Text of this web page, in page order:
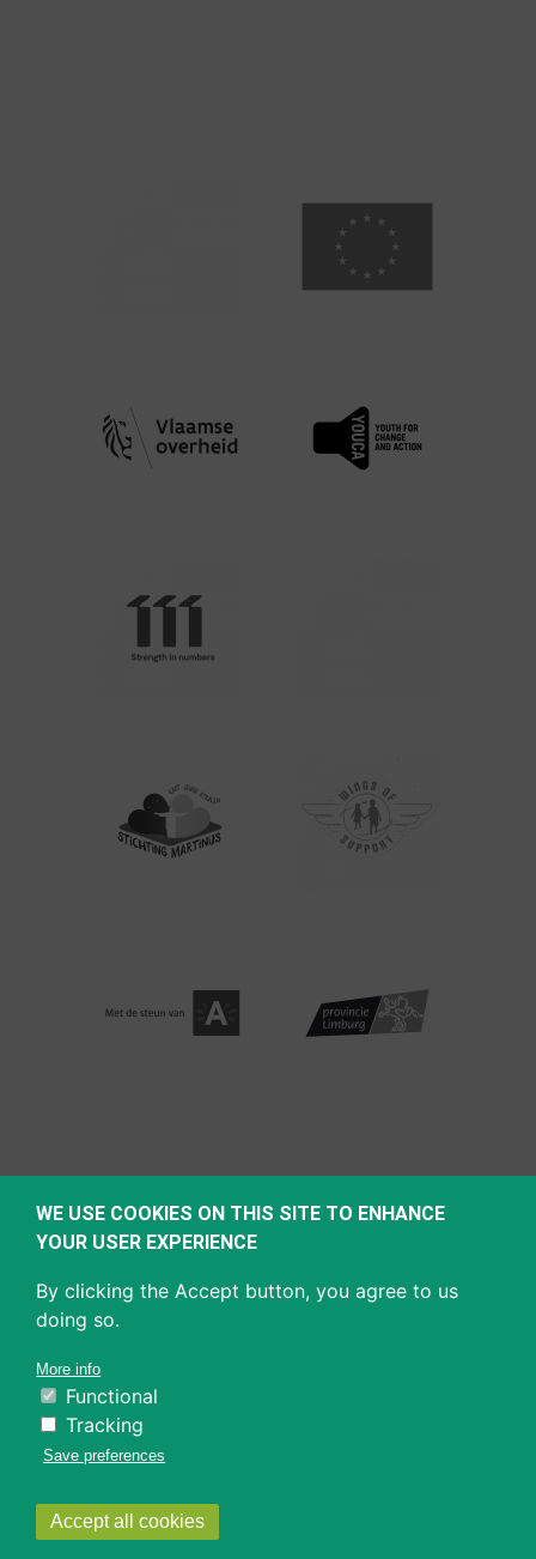
WE USE COOKIES ON THIS SITE TO ENHANCE
YOUR USER EXPERIENCE
By clicking the Accept button, you agree to us
doing so.
More info
Functional
Tracking
Save preferences
Accept all cookies